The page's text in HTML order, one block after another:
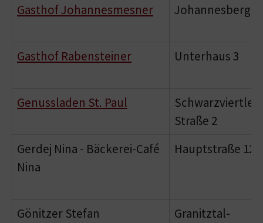
Gasthof Johannesmesner
Johannesberg 2
Gasthof Rabensteiner Unterhaus 3
Genussladen St. Paul
Schwarzviertler
Straße 2
Gerdej Nina - Bäckerei-Café
Nina
Hauptstraße 12
Gönitzer Stefan
Granitztal-